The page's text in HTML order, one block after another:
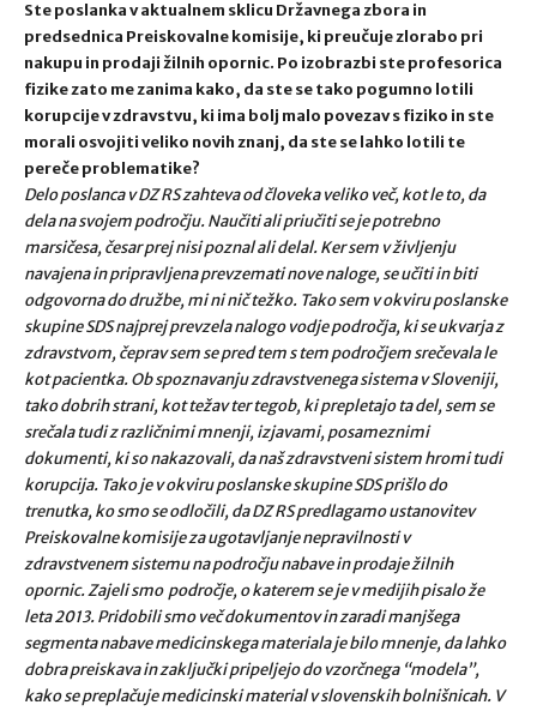
Ste poslanka v aktualnem sklicu Državnega zbora in
predsednica Preiskovalne komisije, ki preučuje zlorabo pri
nakupu in prodaji žilnih opornic. Po izobrazbi ste profesorica
fizike zato me zanima kako, da ste se tako pogumno lotili
korupcije v zdravstvu, ki ima bolj malo povezav s fiziko in ste
morali osvojiti veliko novih znanj, da ste se lahko lotili te
pereče problematike?
Delo poslanca v DZ RS zahteva od človeka veliko več, kot le to, da
dela na svojem področju. Naučiti ali priučiti se je potrebno
marsičesa, česar prej nisi poznal ali delal. Ker sem v življenju
navajena in pripravljena prevzemati nove naloge, se učiti in biti
odgovorna do družbe, mi ni nič težko. Tako sem v okviru poslanske
skupine SDS najprej prevzela nalogo vodje področja, ki se ukvarja z
zdravstvom, čeprav sem se pred tem s tem področjem srečevala le
kot pacientka. Ob spoznavanju zdravstvenega sistema v Sloveniji,
tako dobrih strani, kot težav ter tegob, ki prepletajo ta del, sem se
srečala tudi z različnimi mnenji, izjavami, posameznimi
dokumenti, ki so nakazovali, da naš zdravstveni sistem hromi tudi
korupcija. Tako je v okviru poslanske skupine SDS prišlo do
trenutka, ko smo se odločili, da DZ RS predlagamo ustanovitev
Preiskovalne komisije za ugotavljanje nepravilnosti v
zdravstvenem sistemu na področju nabave in prodaje žilnih
opornic. Zajeli smo področje, o katerem se je v medijih pisalo že
leta 2013. Pridobili smo več dokumentov in zaradi manjšega
segmenta nabave medicinskega materiala je bilo mnenje, da lahko
dobra preiskava in zaključki pripeljejo do vzorčnega “modela”,
kako se preplačuje medicinski material v slovenskih bolnišnicah. V